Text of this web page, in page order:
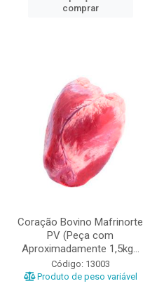
comprar
Coração Bovino Mafrinorte
PV (Peça com
Aproximadamente 1,5kg...
Código: 13003
Produto de peso variável